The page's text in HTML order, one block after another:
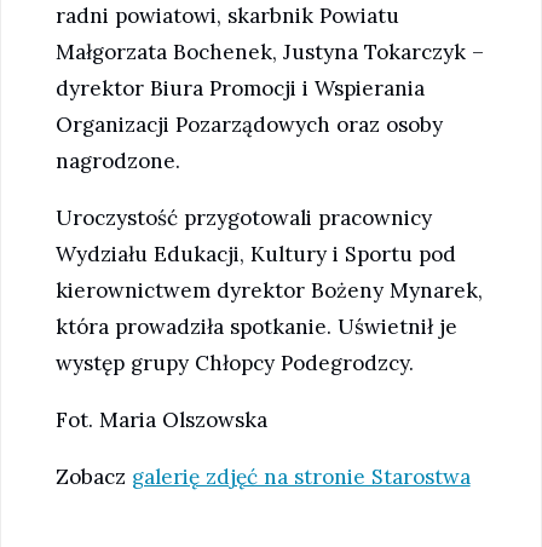
radni powiatowi, skarbnik Powiatu
Małgorzata Bochenek, Justyna Tokarczyk –
dyrektor Biura Promocji i Wspierania
Organizacji Pozarządowych oraz osoby
nagrodzone.
Uroczystość przygotowali pracownicy
Wydziału Edukacji, Kultury i Sportu pod
kierownictwem dyrektor Bożeny Mynarek,
która prowadziła spotkanie. Uświetnił je
występ grupy Chłopcy Podegrodzcy.
Fot. Maria Olszowska
Zobacz galerię zdjęć na stronie Starostwa